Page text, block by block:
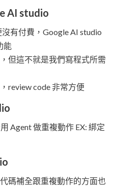
AI studio
有付費，Google AI studio
能
但這不就是我們寫程式所需
review code 非常方便
Agent 做重複動作 EX: 綁定
碼補全跟重複動作的方面也